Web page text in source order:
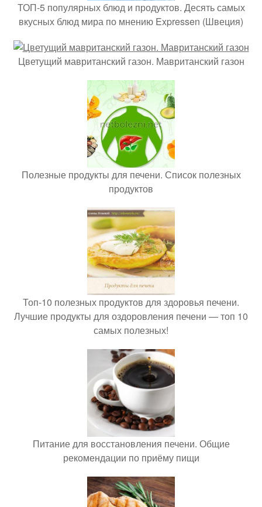
ТОП-5 популярных блюд и продуктов. Десять самых
вкусных блюд мира по мнению Expressen (Швеция)
Цветущий мавританский газон. Мавританский газон
Полезные продукты для печени. Список полезных
продуктов
Топ-10 полезных продуктов для здоровья печени.
Лучшие продукты для оздоровления печени — топ 10
самых полезных!
Питание для восстановления печени. Общие
рекомендации по приёму пищи